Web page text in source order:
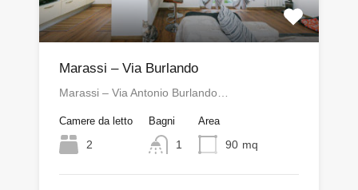
Marassi – Via Burlando
Marassi – Via Antonio Burlando…
Camere da letto
2
Bagni
1
Area
90 mq